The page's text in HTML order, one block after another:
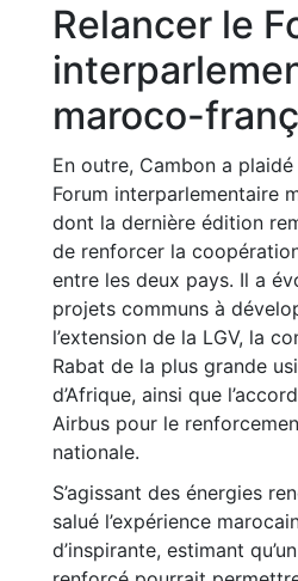
Relancer le
maroco-
En outre, Cambon a
Forum interparlementaire
dont la dernière édition
de renforcer la
entre les deux pays. Il a
projets communs à
l’extension de la LGV, la
Rabat de la plus grande
d’Afrique, ainsi que
Airbus pour le
nationale.
S’agissant des énergies
salué l’expérience
d’inspirante, estimant